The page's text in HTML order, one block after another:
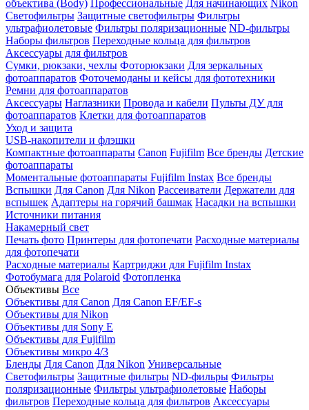
объектива (Body) Профессиональные Для начинающих Nikon
Светофильтры Защитные светофильтры Фильтры
ультрафиолетовые Фильтры поляризационные ND-фильтры
Наборы фильтров Переходные кольца для фильтров
Аксессуары для фильтров
Сумки, рюкзаки, чехлы Фоторюкзаки Для зеркальных
фотоаппаратов Фоточемоданы и кейсы для фототехники
Ремни для фотоаппаратов
Аксессуары Наглазники Провода и кабели Пульты ДУ для
фотоаппаратов Клетки для фотоаппаратов
Уход и защита
USB-накопители и флэшки
Компактные фотоаппараты Canon Fujifilm Все бренды Детские
фотоаппараты
Моментальные фотоаппараты Fujifilm Instax Все бренды
Вспышки Для Canon Для Nikon Рассеиватели Держатели для
вспышек Адаптеры на горячий башмак Насадки на вспышки
Источники питания
Накамерный свет
Печать фото Принтеры для фотопечати Расходные материалы
для фотопечати
Расходные материалы Картриджи для Fujifilm Instax
Фотобумага для Polaroid Фотопленка
Объективы Все
Объективы для Canon Для Canon EF/EF-s
Объективы для Nikon
Объективы для Sony E
Объективы для Fujifilm
Объективы микро 4/3
Бленды Для Canon Для Nikon Универсальные
Светофильтры Защитные фильтры ND-фильры Фильтры
поляризационные Фильтры ультрафиолетовые Наборы
фильтров Переходные кольца для фильтров Аксессуары